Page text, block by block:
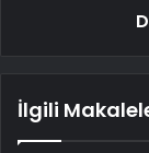
İlgili